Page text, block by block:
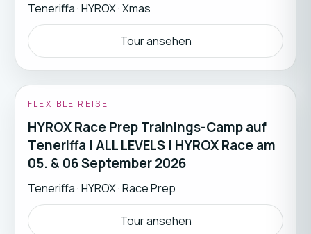
Teneriffa·HYROX · Xmas
Tour ansehen
FLEXIBLE REISE
HYROX Race Prep Trainings-Camp auf
Teneriffa | ALL LEVELS | HYROX Race am
05. & 06 September 2026
Teneriffa·HYROX · Race Prep
Tour ansehen